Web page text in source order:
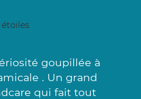
goupillée à
. Un grand
qui fait tout